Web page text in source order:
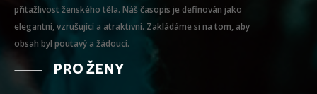
přitažlivost ženského těla. Náš časopis je definován jako
elegantní, vzrušující a atraktivní. Zakládáme si na tom, aby
obsah byl poutavý a žádoucí.
PRO ŽENY